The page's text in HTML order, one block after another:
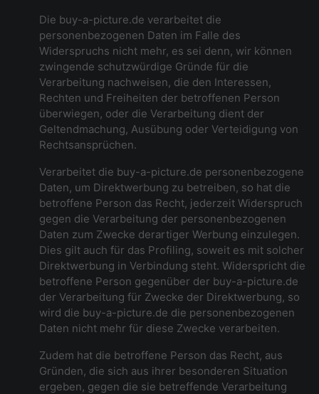
Die buy-a-picture.de verarbeitet die
personenbezogenen Daten im Falle des
Widerspruchs nicht mehr, es sei denn, wir können
zwingende schutzwürdige Gründe für die
Verarbeitung nachweisen, die den Interessen,
Rechten und Freiheiten der betroffenen Person
überwiegen, oder die Verarbeitung dient der
Geltendmachung, Ausübung oder Verteidigung von
Rechtsansprüchen.
Verarbeitet die buy-a-picture.de personenbezogene
Daten, um Direktwerbung zu betreiben, so hat die
betroffene Person das Recht, jederzeit Widerspruch
gegen die Verarbeitung der personenbezogenen
Daten zum Zwecke derartiger Werbung einzulegen.
Dies gilt auch für das Profiling, soweit es mit solcher
Direktwerbung in Verbindung steht. Widerspricht die
betroffene Person gegenüber der buy-a-picture.de
der Verarbeitung für Zwecke der Direktwerbung, so
wird die buy-a-picture.de die personenbezogenen
Daten nicht mehr für diese Zwecke verarbeiten.
Zudem hat die betroffene Person das Recht, aus
Gründen, die sich aus ihrer besonderen Situation
ergeben, gegen die sie betreffende Verarbeitung